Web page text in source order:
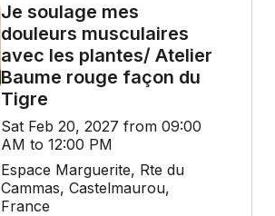
Je soulage mes
douleurs musculaires
avec les plantes/ Atelier
Baume rouge façon du
Tigre
Sat Feb 20, 2027 from 09:00
AM to 12:00 PM
Espace Marguerite, Rte du
Cammas, Castelmaurou,
France